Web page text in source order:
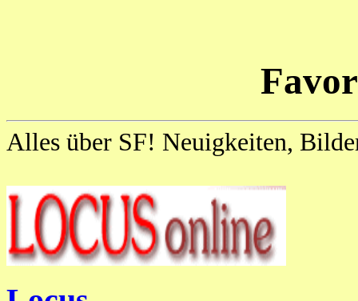
Alles über SF! Neuigkeiten,